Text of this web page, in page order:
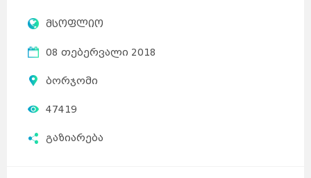
მსოფლიო
08 თებერვალი 2018
ბორჯომი
47419
გაზიარება